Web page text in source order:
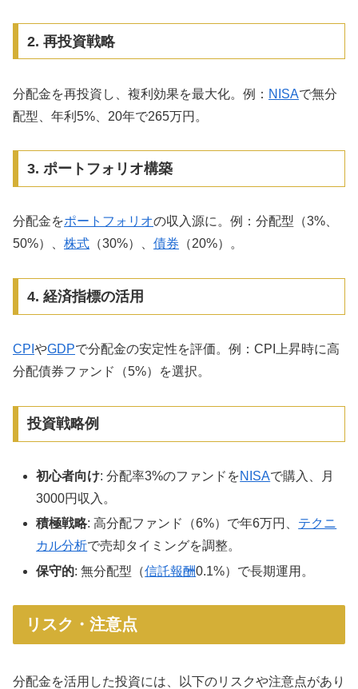
2. 再投資戦略
分配金を再投資し、複利効果を最大化。例： NISAで無分
配型、年利5%、20年で265万円。
3. ポートフォリオ構築
分配金をポートフォリオの収入源に。例：分配型（3%、
50%）、 株式 （30%）、 債券 （20%）。
4. 経済指標の活用
CPI やGDPで分配金の安定性を評価。例：CPI上昇時に高
分配債券ファンド（5%）を選択。
投資戦略例
初心者向け: 分配率3%のファンドをNISAで購入、月
3000円収入。
積極戦略: 高分配ファンド（6%）で年6万円、 テクニ
カル分析で売却タイミングを調整。
保守的: 無分配型（信託報酬0.1%）で長期運用。
リスク・注意点
分配金を活用した投資には、以下のリスクや注意点があり